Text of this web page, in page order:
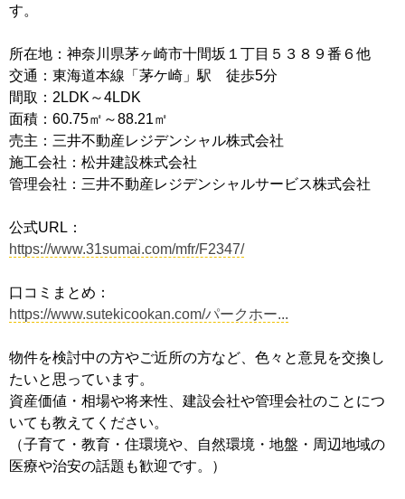
す。
所在地：神奈川県茅ヶ崎市十間坂１丁目５３８９番６他
交通：東海道本線「茅ケ崎」駅 徒歩5分
間取：2LDK～4LDK
面積：60.75㎡～88.21㎡
売主：三井不動産レジデンシャル株式会社
施工会社：松井建設株式会社
管理会社：三井不動産レジデンシャルサービス株式会社
公式URL：
https://www.31sumai.com/mfr/F2347/
口コミまとめ：
https://www.sutekicookan.com/パークホー...
物件を検討中の方やご近所の方など、色々と意見を交換し
たいと思っています。
資産価値・相場や将来性、建設会社や管理会社のことにつ
いても教えてください。
（子育て・教育・住環境や、自然環境・地盤・周辺地域の
医療や治安の話題も歓迎です。）